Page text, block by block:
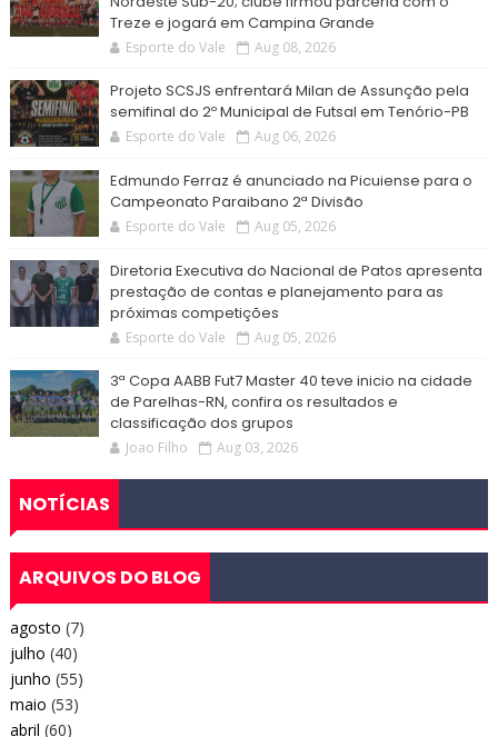
Treze e jogará em Campina Grande
Esporte do Vale Aug 08, 2026
Projeto SCSJS enfrentará Milan de Assunção pela
semifinal do 2º Municipal de Futsal em Tenório-PB
Esporte do Vale Aug 06, 2026
Edmundo Ferraz é anunciado na Picuiense para o
Campeonato Paraibano 2ª Divisão
Esporte do Vale Aug 05, 2026
Diretoria Executiva do Nacional de Patos apresenta
prestação de contas e planejamento para as
próximas competições
Esporte do Vale Aug 05, 2026
3ª Copa AABB Fut7 Master 40 teve inicio na cidade
de Parelhas-RN, confira os resultados e
classificação dos grupos
Joao Filho Aug 03, 2026
NOTÍCIAS
ARQUIVOS DO BLOG
agosto (7)
julho (40)
junho (55)
maio (53)
abril (60)